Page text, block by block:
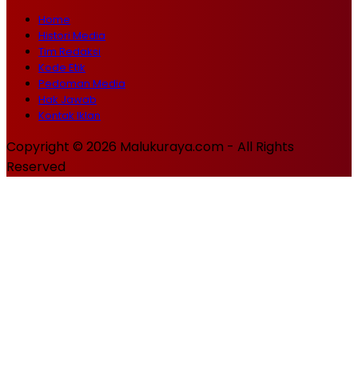
Home
Histori Media
Tim Redaksi
Kode Etik
Pedoman Media
Hak Jawab
Kontak Iklan
Copyright © 2026 Malukuraya.com - All Rights
Reserved